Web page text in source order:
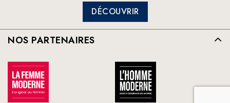
DÉCOUVRIR
NOS PARTENAIRES